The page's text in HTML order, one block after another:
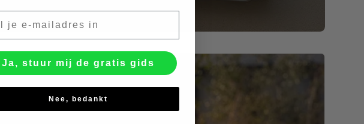
Ja, stuur mij de gratis gids
Nee, bedankt